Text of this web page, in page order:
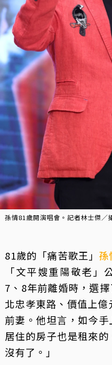
孫情81歲開演唱會。記者林士傑／
81歲的「痛苦歌王」 孫
「文平嫂重陽敬老」
7、8年前離婚時，選
北忠孝東路、價值上
前妻。他坦言，如今
居住的房子也是租來
沒有了。」